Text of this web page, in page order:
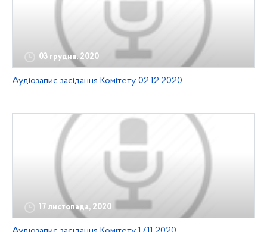
03 грудня, 2020
Аудіозапис засідання Комітету 02.12.2020
17 листопада, 2020